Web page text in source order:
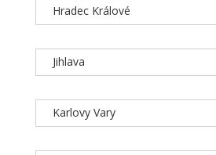
Hradec Králové
Jihlava
Karlovy Vary